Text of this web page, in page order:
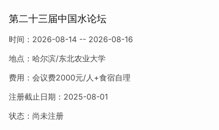
第二十三届中国水论坛
时间：2026-08-14 -- 2026-08-16
地点：哈尔滨/东北农业大学
费用：会议费2000元/人+食宿自理
注册截止日期：2025-08-01
状态：尚未注册